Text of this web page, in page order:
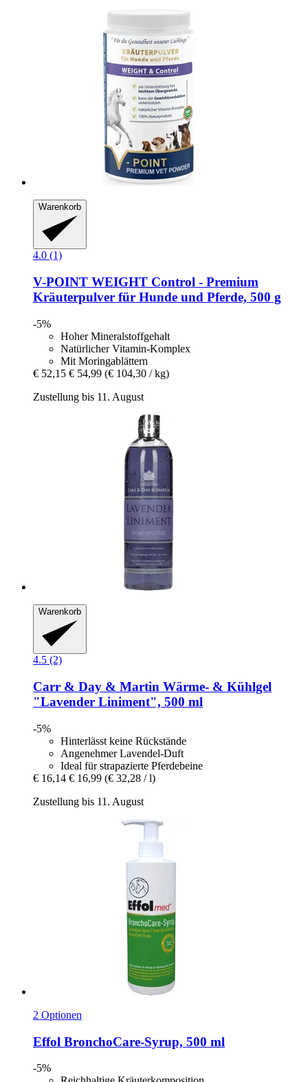
Warenkorb
4.0 (1)
V-POINT WEIGHT Control -​ Premium
Kräuterpulver für Hunde und Pferde, 500 g
-5%
Hoher Mineralstoffgehalt
Natürlicher Vitamin-Komplex
Mit Moringablättern
€ 52,15 € 54,99 (€ 104,30 / kg)
Zustellung bis 11. August
Warenkorb
4.5 (2)
Carr & Day & Martin Wärme-​ & Kühlgel
"Lavender Liniment", 500 ml
-5%
Hinterlässt keine Rückstände
Angenehmer Lavendel-Duft
Ideal für strapazierte Pferdebeine
€ 16,14 € 16,99 (€ 32,28 / l)
Zustellung bis 11. August
2 Optionen
Effol BronchoCare-​Syrup, 500 ml
-5%